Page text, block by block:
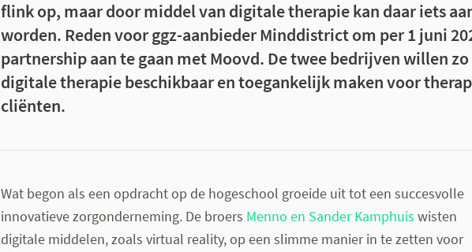
flink op, maar door middel van digitale therapie kan daar iets
worden. Reden voor ggz-aanbieder Minddistrict om per 1 juni
partnership aan te gaan met Moovd. De twee bedrijven willen
digitale therapie beschikbaar en toegankelijk maken voor
cliënten.
Wat begon als een opdracht op de hogeschool groeide uit tot een succesvolle
innovatieve zorgonderneming. De broers Menno en Sander Kamphuis wisten
digitale middelen, zoals virtual reality, op een slimme manier in te zetten voor